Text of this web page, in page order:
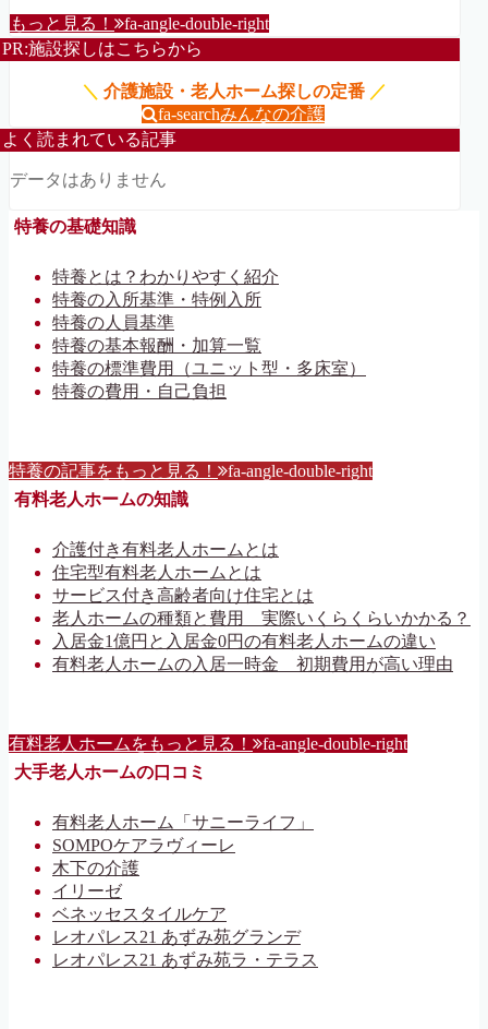
もっと見る！ fa-angle-double-right
PR:施設探しはこちらから
＼ 介護施設・老人ホーム探しの定番 ／
fa-searchみんなの介護
よく読まれている記事
データはありません
特養の基礎知識
特養とは？わかりやすく紹介
特養の入所基準・特例入所
特養の人員基準
特養の基本報酬・加算一覧
特養の標準費用（ユニット型・多床室）
特養の費用・自己負担
特養の記事をもっと見る！ fa-angle-double-right
有料老人ホームの知識
介護付き有料老人ホームとは
住宅型有料老人ホームとは
サービス付き高齢者向け住宅とは
老人ホームの種類と費用 実際いくらくらいかかる？
入居金1億円と入居金0円の有料老人ホームの違い
有料老人ホームの入居一時金 初期費用が高い理由
有料老人ホームをもっと見る！ fa-angle-double-right
大手老人ホームの口コミ
有料老人ホーム「サニーライフ」
SOMPOケアラヴィーレ
木下の介護
イリーゼ
ベネッセスタイルケア
レオパレス21 あずみ苑グランデ
レオパレス21 あずみ苑ラ・テラス